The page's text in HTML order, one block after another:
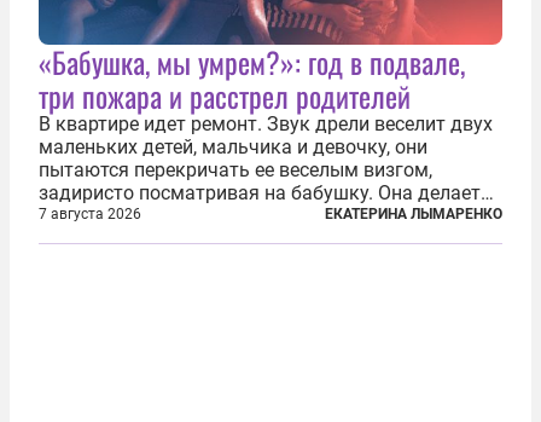
«Бабушка, мы умрем?»: год в подвале,
три пожара и расстрел родителей
В квартире идет ремонт. Звук дрели веселит двух
маленьких детей, мальчика и девочку, они
пытаются перекричать ее веселым визгом,
задиристо посматривая на бабушку. Она делает
им замечание, но внуки чувствуют, что она
сердится невсерьез. И это правда: дрель, конечно,
7 августа 2026 ЕКАТЕРИНА ЛЫМАРЕНКО